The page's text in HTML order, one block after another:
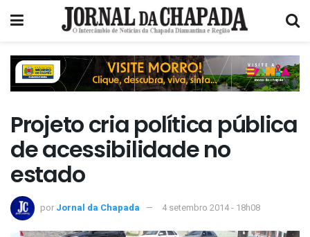
Projeto cria política pública
de acessibilidade no
estado
por Jornal da Chapada 4 setembro 2014 - 18h08